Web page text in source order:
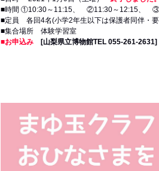
■時間 ①10:30～11:15、 ②11:30～12:15、
■定員 各回4名(小学2年生以下は保護者同伴・
■集合場所 体験学習室
■お申込み
[山梨県立博物館TEL 055‐261‐2631]